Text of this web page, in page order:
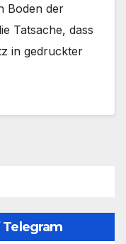
Boden der
Tatsache, dass
in gedruckter
Telegram